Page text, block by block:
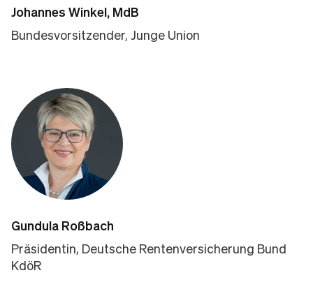
Johannes Winkel, MdB
Bundesvorsitzender, Junge Union
Gundula Roßbach
Präsidentin, Deutsche Rentenversicherung Bund
KdöR